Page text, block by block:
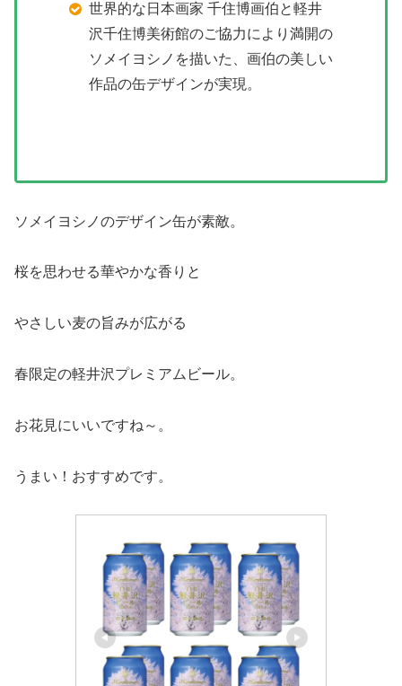
世界的な日本画家 千住博画伯と軽井
沢千住博美術館のご協力により満開の
ソメイヨシノを描いた、画伯の美しい
作品の缶デザインが実現。
ソメイヨシノのデザイン缶が素敵。
桜を思わせる華やかな香りと
やさしい麦の旨みが広がる
春限定の軽井沢プレミアムビール。
お花見にいいですね～。
うまい！おすすめです。